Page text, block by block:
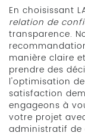
En choisissant
relation de
transparence.
manière claire
prendre des
l'optimisation
satisfaction
engageons à
votre projet
administratif de